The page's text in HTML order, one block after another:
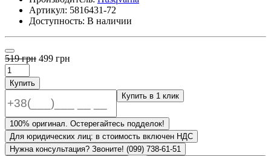
Артикул: 5816431-72
Доступность: В наличии
519 грн 499 грн
Купить
Купить в 1 клик
100% оригинал. Остерегайтесь подделок!
Для юридических лиц: в стоимость включен НДС
Нужна консультация? Звоните! (099) 738-61-51